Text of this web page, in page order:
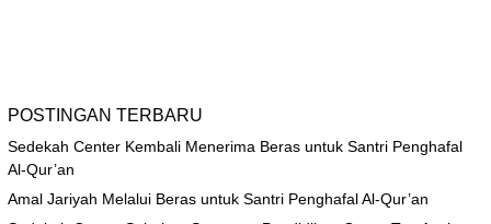
POSTINGAN TERBARU
Sedekah Center Kembali Menerima Beras untuk Santri Penghafal
Al-Qur’an
Amal Jariyah Melalui Beras untuk Santri Penghafal Al-Qur’an